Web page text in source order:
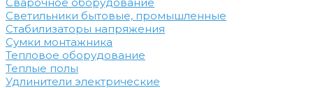
Светильники бытовые, промышленные
Стабилизаторы напряжения
Сумки монтажника
Тепловое оборудование
Теплые полы
Удлинители электрические